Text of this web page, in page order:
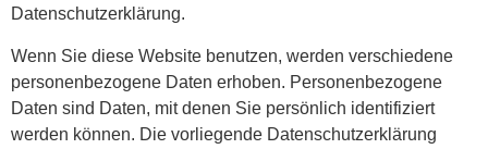
Datenschutzerklärung.
Wenn Sie diese Website benutzen, werden verschiedene
personenbezogene Daten erhoben. Personenbezogene
Daten sind Daten, mit denen Sie persönlich identifiziert
werden können. Die vorliegende Datenschutzerklärung